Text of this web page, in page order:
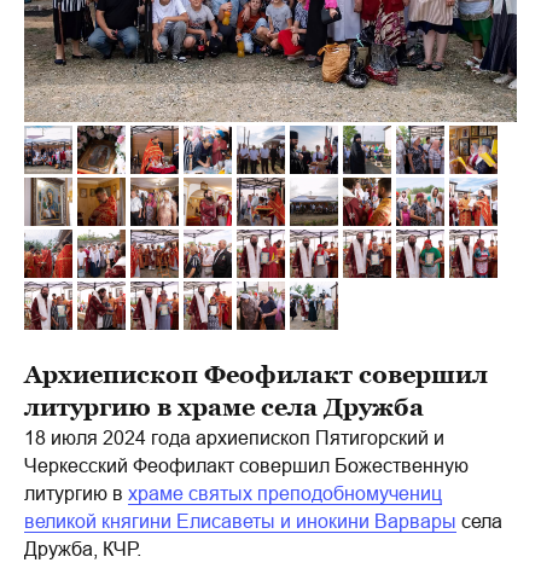
Архиепископ Феофилакт совершил
литургию в храме села Дружба
18 июля 2024 года архиепископ Пятигорский и
Черкесский Феофилакт совершил Божественную
литургию в храме святых преподобномучениц
великой княгини Елисаветы и инокини Варвары села
Дружба, КЧР.